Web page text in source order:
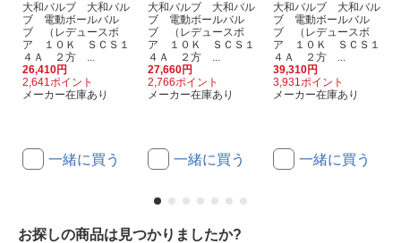
大和バルブ 大和バル
ブ 電動ボールバル
ブ （レデュースボ
ア １０Ｋ ＳＣＳ１
４Ａ ２方 ...
26,410円
2,641ポイント
メーカー在庫あり
一緒に買う
大和バルブ 大和バル
ブ 電動ボールバル
ブ （レデュースボ
ア １０Ｋ ＳＣＳ１
４Ａ ２方 ...
27,660円
2,766ポイント
メーカー在庫あり
一緒に買う
大和バルブ 大和バル
ブ 電動ボールバル
ブ （レデュースボ
ア １０Ｋ ＳＣＳ１
４Ａ ２方 ...
39,310円
3,931ポイント
メーカー在庫あり
一緒に買う
お探しの商品は見つかりましたか?